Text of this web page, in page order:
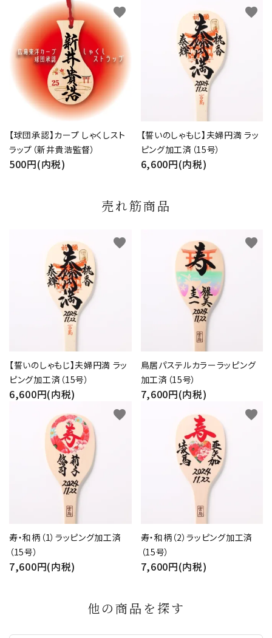
【球団承認】カープ しゃくしスト
ラップ（新井貴浩監督）
500円(内税)
favorite
【誓いのしゃもじ】夫婦円満 ラッ
ピング加工済（15号）
6,600円(内税)
favorite
売れ筋商品
【誓いのしゃもじ】夫婦円満 ラッ
ピング加工済（15号）
6,600円(内税)
favorite
鳥居パステルカラーラッピング
加工済（15号）
7,600円(内税)
favorite
寿・和柄（1）ラッピング加工済
（15号）
7,600円(内税)
favorite
寿・和柄（2）ラッピング加工済
（15号）
7,600円(内税)
favorite
他の商品を探す